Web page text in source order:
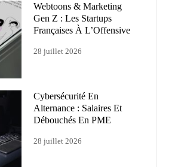
Webtoons & Marketing
Gen Z : Les Startups
Françaises À L’Offensive
28 juillet 2026
Cybersécurité En
Alternance : Salaires Et
Débouchés En PME
28 juillet 2026